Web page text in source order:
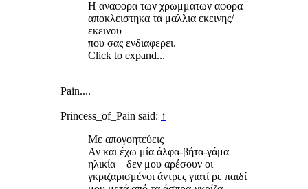
Η αναφορα των χρωμματων αφορα
αποκλειστηκα τα μαλλια εκεινης/
εκεινου
που σας ενδιαφερει.
Click to expand...
Pain....
Princess_of_Pain said: ↑
Με απογοητεύεις
Αν και έχω μία άλφα-βήτα-γάμα
ηλικία δεν μου αρέσουν οι
γκριζαρισμένοι άντρες γιατί ρε παιδί